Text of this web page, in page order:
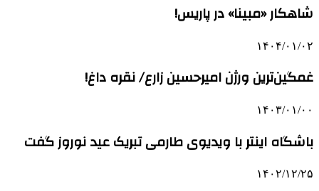
شاهکار «مبینا» در پاریس!
۱۴۰۴/۰۱/۰۲
غمگین‌ترین ورژن امیرحسین زارع/ نقره داغ!
۱۴۰۳/۰۱/۰۰
باشگاه اینتر با ویدیوی طارمی تبریک عید نوروز گفت
۱۴۰۲/۱۲/۲۵